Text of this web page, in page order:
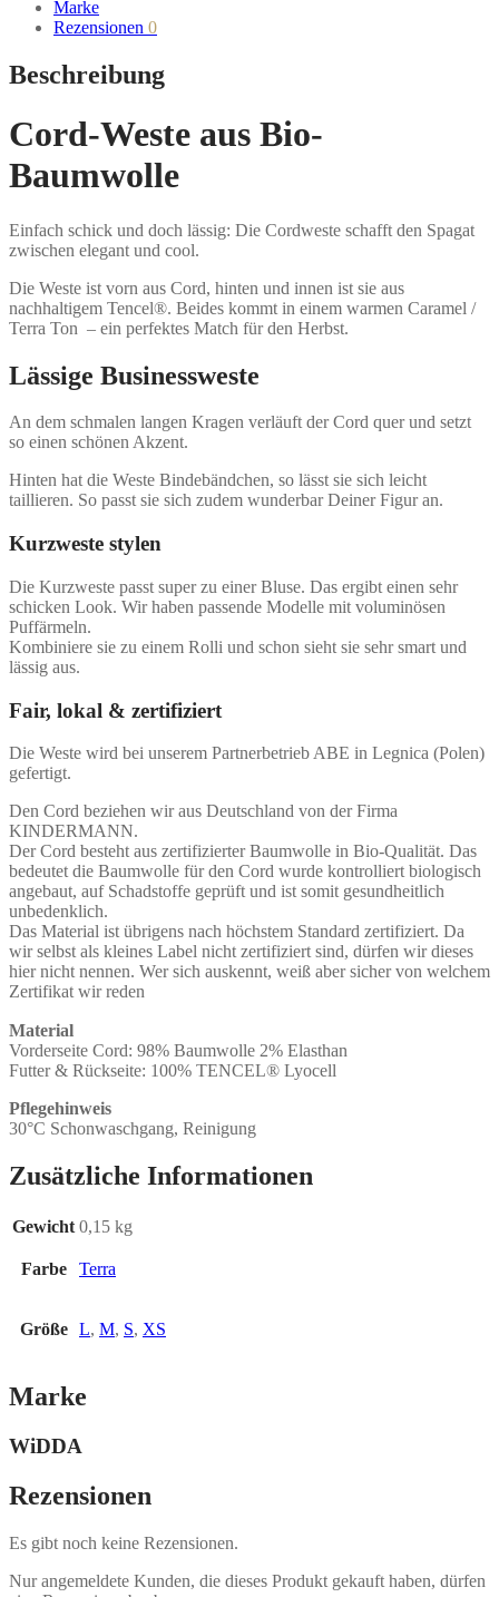
Marke
Rezensionen 0
Beschreibung
Cord-Weste aus Bio-
Baumwolle
Einfach schick und doch lässig: Die Cordweste schafft den Spagat
zwischen elegant und cool.
Die Weste ist vorn aus Cord, hinten und innen ist sie aus
nachhaltigem Tencel®. Beides kommt in einem warmen Caramel /
Terra Ton – ein perfektes Match für den Herbst.
Lässige Businessweste
An dem schmalen langen Kragen verläuft der Cord quer und setzt
so einen schönen Akzent.
Hinten hat die Weste Bindebändchen, so lässt sie sich leicht
taillieren. So passt sie sich zudem wunderbar Deiner Figur an.
Kurzweste stylen
Die Kurzweste passt super zu einer Bluse. Das ergibt einen sehr
schicken Look. Wir haben passende Modelle mit voluminösen
Puffärmeln.
Kombiniere sie zu einem Rolli und schon sieht sie sehr smart und
lässig aus.
Fair, lokal & zertifiziert
Die Weste wird bei unserem Partnerbetrieb ABE in Legnica (Polen)
gefertigt.
Den Cord beziehen wir aus Deutschland von der Firma
KINDERMANN.
Der Cord besteht aus zertifizierter Baumwolle in Bio-Qualität. Das
bedeutet die Baumwolle für den Cord wurde kontrolliert biologisch
angebaut, auf Schadstoffe geprüft und ist somit gesundheitlich
unbedenklich.
Das Material ist übrigens nach höchstem Standard zertifiziert. Da
wir selbst als kleines Label nicht zertifiziert sind, dürfen wir dieses
hier nicht nennen. Wer sich auskennt, weiß aber sicher von welchem
Zertifikat wir reden
Material
Vorderseite Cord: 98% Baumwolle 2% Elasthan
Futter & Rückseite: 100% TENCEL® Lyocell
Pflegehinweis
30°C Schonwaschgang, Reinigung
Zusätzliche Informationen
Gewicht 0,15 kg
Farbe Terra
Größe L, M, S, XS
Marke
WiDDA
Rezensionen
Es gibt noch keine Rezensionen.
Nur angemeldete Kunden, die dieses Produkt gekauft haben, dürfen